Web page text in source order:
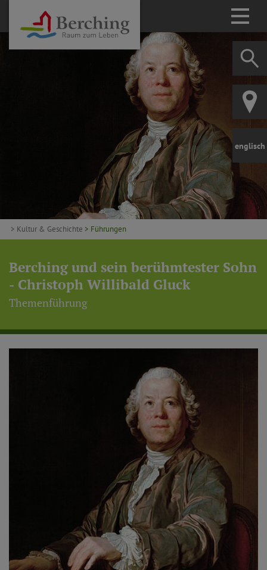
englisch
> Kultur & Geschichte > Führungen
Berching und sein berühmtester Sohn
- Christoph Willibald Gluck
Themenführung